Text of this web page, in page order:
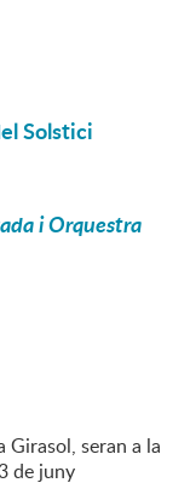
Solstici
i Orquestra
Girasol, seran a la
de juny